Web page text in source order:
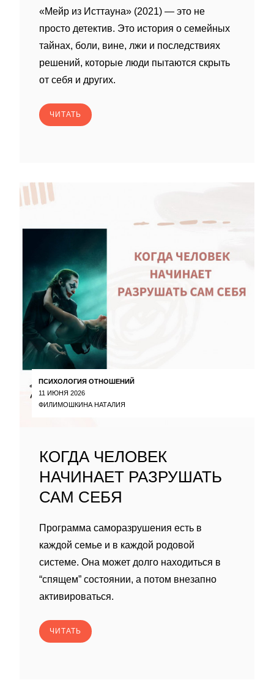
«Мейр из Исттауна» (2021) — это не
просто детектив. Это история о семейных
тайнах, боли, вине, лжи и последствиях
решений, которые люди пытаются скрыть
от себя и других.
ЧИТАТЬ
ПСИХОЛОГИЯ ОТНОШЕНИЙ
11 ИЮНЯ 2026
ФИЛИМОШКИНА НАТАЛИЯ
КОГДА ЧЕЛОВЕК
НАЧИНАЕТ РАЗРУШАТЬ
САМ СЕБЯ
Программа саморазрушения есть в
каждой семье и в каждой родовой
системе. Она может долго находиться в
“спящем” состоянии, а потом внезапно
активироваться.
ЧИТАТЬ